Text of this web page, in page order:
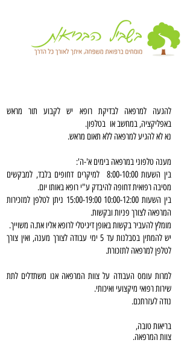
להגעה למרפאה לבדיקת רופא יש לקבוע תור מראש
באפליקציה, במחשב או בטלפון.
נא לא להגיע למרפאה ללא תאום מראש.
מענה טלפוני במרפאה בימים א'-ה':
בין השעות 8:00-10:00 למיקרים דחופים בלבד, למבקשים
מסיבה רפואית דחופה להיבדק ע"י רופא באותו יום.
בין השעות 10:00-12:00 15:00-19:00 ניתן לטלפן למזכירות
המרפאה לצורך פניות ובקשות.
מומלץ להעביר בקשות באופן דיגיטלי לרופא אליו את.ה משוייך.
יש להמתין בסבלנות עד 5 ימי עבודה לצורך מענה, ואין צורך
לטלפן למרפאה לתזכורת.
למרות עומס העבודה על צוות המרפאה אנו משתדלים לתת
שירות רפואי מיקצועי ואיכותי.
נודה לעזרתכם.
בריאות טובה,
צוות המרפאה.